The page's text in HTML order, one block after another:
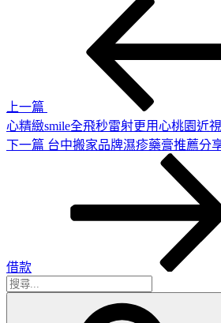
上一篇
心精緻smile全飛秒雷射更用心桃園近
下
下一篇 台中搬家品牌濕疹藥膏推薦分
借款
搜